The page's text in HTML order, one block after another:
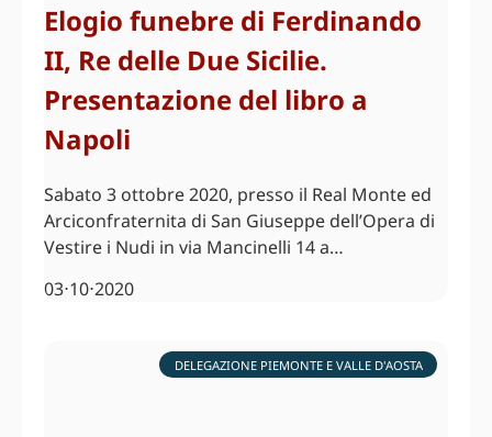
Elogio funebre di Ferdinando
II, Re delle Due Sicilie.
Presentazione del libro a
Napoli
Sabato 3 ottobre 2020, presso il Real Monte ed
Arciconfraternita di San Giuseppe dell’Opera di
Vestire i Nudi in via Mancinelli 14 a…
03⋅10⋅2020
DELEGAZIONE PIEMONTE E VALLE D'AOSTA